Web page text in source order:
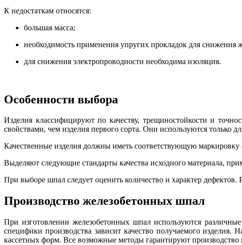
К недостаткам относятся:
большая масса;
необходимость применения упругих прокладок для снижения
для снижения электропроводности необходима изоляция.
Особенности выбора
Изделия классифицируют по качеству, трещиностойкости и
свойствами, чем изделия первого сорта. Они используются только
Качественные изделия должны иметь соответствующую маркировку
Выделяют следующие стандарты качества исходного материала,
При выборе шпал следует оценить количество и характер
Производство железобетонных шпал
При изготовлении железобетонных шпал используются
специфики производства зависит качество получаемого
кассетных форм. Все возможные методы гарантируют